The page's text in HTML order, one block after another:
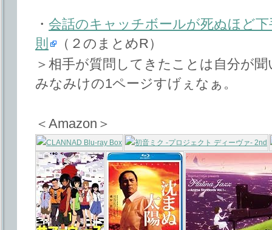
・ 会話のキャッチボールが死ぬほど
則
（２のまとめR）
＞相手が質問してきたことは自分が
みなみけの1ページすげぇなぁ。
＜Amazon＞